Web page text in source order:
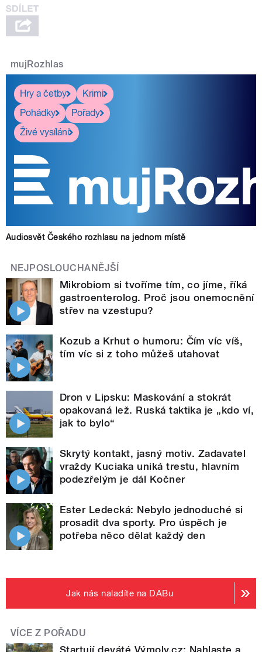
mujRozhlas
Hry a četby
Krimi
Pohádky
Pořady
Živé vysílání
Audiosvět Českého rozhlasu na jednom místě
NEJPOSLOUCHANĚJŠÍ
Mikrobiom si tvoříme tím, co jíme, říká
gastroenterolog. Proč jsou onemocnění
střev na vzestupu?
Kozub a Krhut o humoru: Čím víc víš,
tím víc si z toho můžeš utahovat
Dron v Lipsku: Maskování a stokrát
opakovaná lež. Ruská taktika je „kdo ví,
jak to bylo“
Skrytý kontakt, jasný motiv. Zadavatel
vraždy Kuciaka uniká trestu, hlavním
podezřelým je dál Kočner
Ester Ledecká: Nebylo jednoduché si
prosadit dva sporty. Pro úspěch je
potřeba něco dělat každý den
Jak nás naladíte na DABu
VÍCE Z POŘADU
Startují deváté Výmoly.cz: Nahlaste a